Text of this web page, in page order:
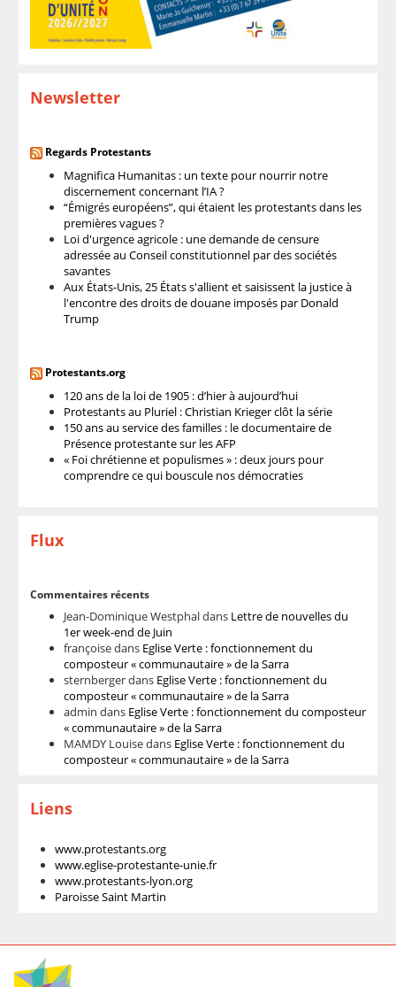
Newsletter
Regards Protestants
Magnifica Humanitas : un texte pour nourrir notre
discernement concernant l’IA ?
“Émigrés européens”, qui étaient les protestants dans les
premières vagues ?
Loi d'urgence agricole : une demande de censure
adressée au Conseil constitutionnel par des sociétés
savantes
Aux États-Unis, 25 États s'allient et saisissent la justice à
l'encontre des droits de douane imposés par Donald
Trump
Protestants.org
120 ans de la loi de 1905 : d’hier à aujourd’hui
Protestants au Pluriel : Christian Krieger clôt la série
150 ans au service des familles : le documentaire de
Présence protestante sur les AFP
« Foi chrétienne et populismes » : deux jours pour
comprendre ce qui bouscule nos démocraties
Flux
Commentaires récents
Jean-Dominique Westphaldans Lettre de nouvelles du
1er week-end de Juin
françoisedans Eglise Verte : fonctionnement du
composteur « communautaire » de la Sarra
sternbergerdans Eglise Verte : fonctionnement du
composteur « communautaire » de la Sarra
admin dans Eglise Verte : fonctionnement du composteur
« communautaire » de la Sarra
MAMDY Louisedans Eglise Verte : fonctionnement du
composteur « communautaire » de la Sarra
Liens
www.protestants.org
www.eglise-protestante-unie.fr
www.protestants-lyon.org
Paroisse Saint Martin